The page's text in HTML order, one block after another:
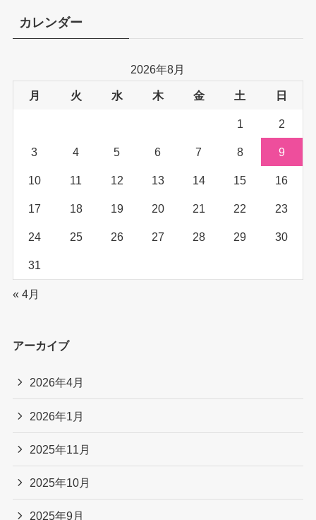
カレンダー
2026年8月
月 火 水 木 金 土 日
1 2
3 4 5 6 7 8 9
10 11 12 13 14 15 16
17 18 19 20 21 22 23
24 25 26 27 28 29 30
31
« 4月
アーカイブ
2026年4月
2026年1月
2025年11月
2025年10月
2025年9月